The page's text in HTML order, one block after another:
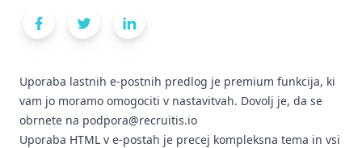
Uporaba lastnih e-postnih predlog je premium funkcija, ki
vam jo moramo omogociti v nastavitvah. Dovolj je, da se
obrnete na podpora@recruitis.io
Uporaba HTML v e-postah je precej kompleksna tema in vsi